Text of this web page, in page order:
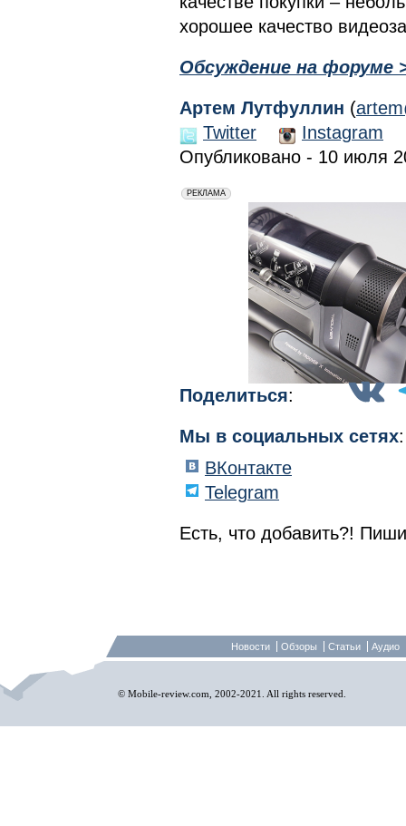
хорошее качество
Обсуждение на форуме
Артем Лутфуллин (
Twitter
Instagram
Опубликовано - 10 июля
erid: 2VfnxxmNzs5
РЕКЛАМА
Поделиться:
Мы в социальных сетях:
ВКонтакте
Telegram
Есть, что добавить?!
Новости Обзоры Статьи Аудио
© Mobile-review.com, 2002-2021. All rights reserved.